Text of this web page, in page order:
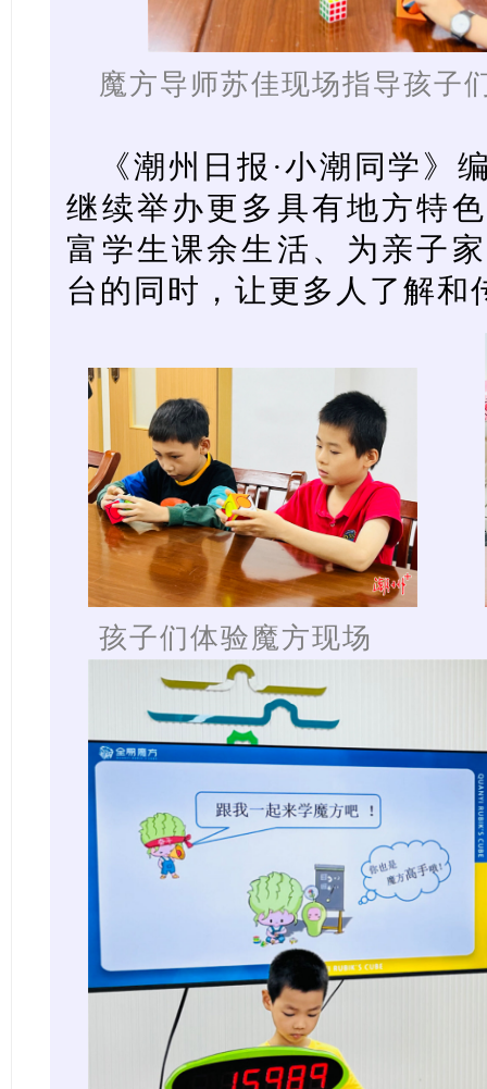
魔方导师苏佳现场指导孩子
《潮州日报·小潮同学》
继续举办更多具有地方特
富学生课余生活、为亲子
台的同时，让更多人了解和
孩子们体验魔方现场